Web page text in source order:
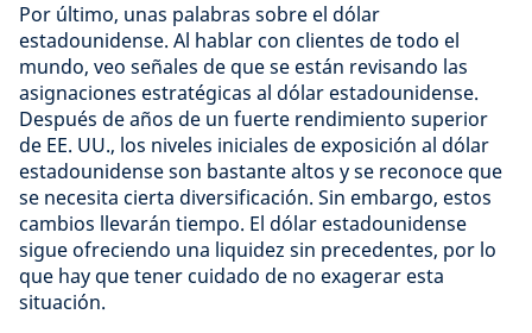
Por último, unas palabras sobre el dólar
estadounidense. Al hablar con clientes de todo el
mundo, veo señales de que se están revisando las
asignaciones estratégicas al dólar estadounidense.
Después de años de un fuerte rendimiento superior
de EE. UU., los niveles iniciales de exposición al dólar
estadounidense son bastante altos y se reconoce que
se necesita cierta diversificación. Sin embargo, estos
cambios llevarán tiempo. El dólar estadounidense
sigue ofreciendo una liquidez sin precedentes, por lo
que hay que tener cuidado de no exagerar esta
situación.